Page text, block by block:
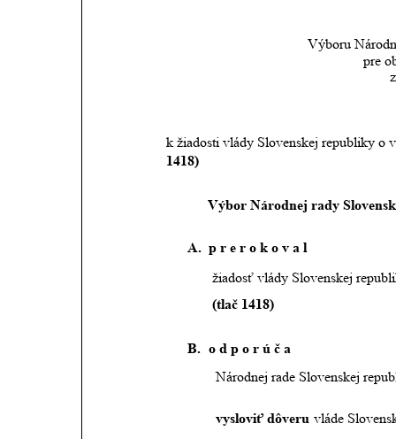
Výboru
pre
k žiadosti vlády Slovenskej republiky o
1418)
Výbor Národnej rady
A. p r e r o k o v a l
žiadosť vlády Slovenskej
(tlač 1418)
B. o d p o r ú č a
Národnej rade Slovenskej
vysloviť dôveru vláde